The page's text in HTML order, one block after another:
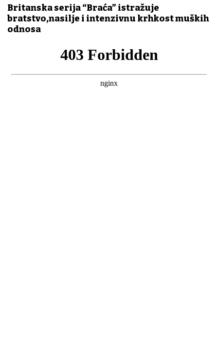
Britanska serija “Braća” istražuje
bratstvo,nasilje i intenzivnu krhkost muških
odnosa